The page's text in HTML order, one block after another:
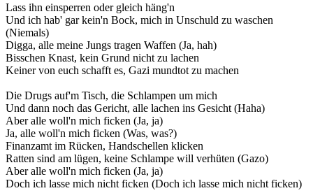
Lass ihn einsperren oder gleich häng'n
Und ich hab' gar kein'n Bock, mich in Unschuld zu waschen
(Niemals)
Digga, alle meine Jungs tragen Waffen (Ja, hah)
Bisschen Knast, kein Grund nicht zu lachen
Keiner von euch schafft es, Gazi mundtot zu machen
Die Drugs auf'm Tisch, die Schlampen um mich
Und dann noch das Gericht, alle lachen ins Gesicht (Haha)
Aber alle woll'n mich ficken (Ja, ja)
Ja, alle woll'n mich ficken (Was, was?)
Finanzamt im Rücken, Handschellen klicken
Ratten sind am lügen, keine Schlampe will verhüten (Gazo)
Aber alle woll'n mich ficken (Ja, ja)
Doch ich lasse mich nicht ficken (Doch ich lasse mich nicht ficken)